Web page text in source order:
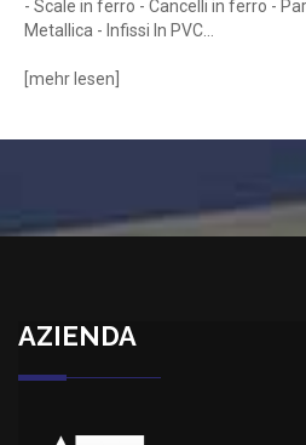
- Scale in ferro - Cancelli in ferro -
Metallica - Infissi In PVC...
mehr lesen
AZIENDA